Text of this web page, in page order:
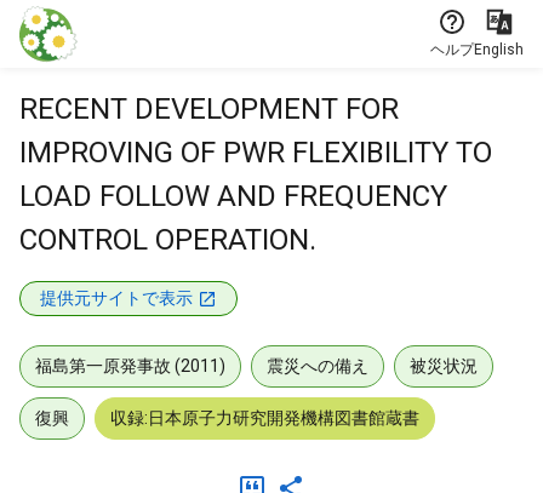
本文に飛ぶ
ヘルプEnglish
RECENT DEVELOPMENT FOR
IMPROVING OF PWR FLEXIBILITY TO
LOAD FOLLOW AND FREQUENCY
CONTROL OPERATION.
提供元サイトで表示
福島第一原発事故 (2011) 震災への備え 被災状況
復興 収録:日本原子力研究開発機構図書館蔵書